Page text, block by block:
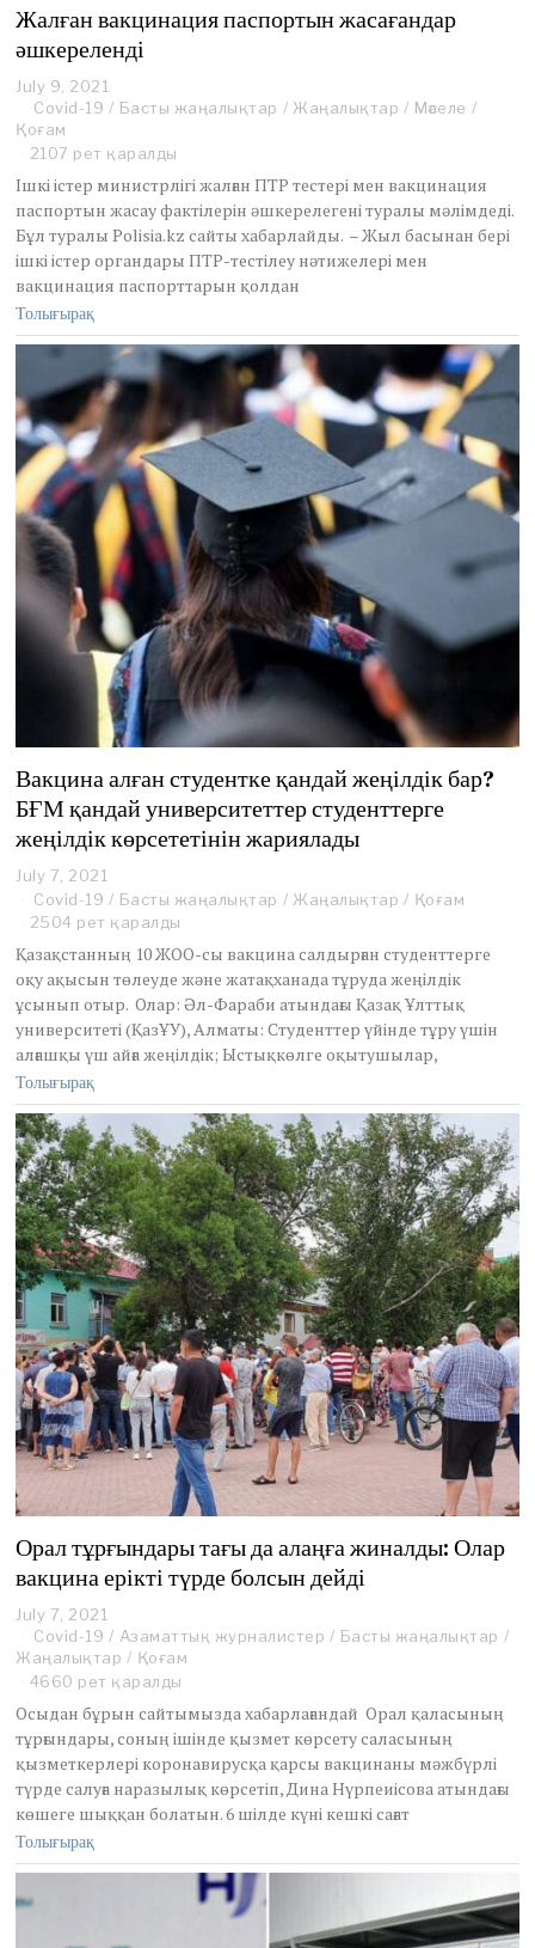
Жалған вакцинация паспортын жасағандар
әшкереленді
July 9, 2021
u
y
,
2
0
2
1
Covid-19 / Басты жаңалықтар / Жаңалықтар / Мәселе /
Қоғам
2107 рет қаралды
Ішкі істер министрлігі жалған ПТР тестері мен вакцинация
паспортын жасау фактілерін әшкерелегені туралы мәлімдеді.
Бұл туралы Polisia.kz сайты хабарлайды. – Жыл басынан бері
ішкі істер органдары ПТР-тестілеу нәтижелері мен
вакцинация паспорттарын қолдан
Толығырақ
Вакцина алған студентке қандай жеңілдік бар?
БҒМ қандай университеттер студенттерге
жеңілдік көрсететінін жариялады
July 7, 2021
u
l
8
,
2
0
Covid-19 / Басты жаңалықтар / Жаңалықтар / Қоғам
2504 рет қаралды
Қазақстанның 10 ЖОО-сы вакцина салдырған студенттерге
оқу ақысын төлеуде және жатақханада тұруда жеңілдік
ұсынып отыр. Олар: Әл-Фараби атындағы Қазақ Ұлттық
университеті (ҚазҰУ), Алматы: Студенттер үйінде тұру үшін
алғашқы үш айға жеңілдік; Ыстықкөлге оқытушылар,
Толығырақ
Орал тұрғындары тағы да алаңға жиналды: Олар
вакцина ерікті түрде болсын дейді
July 7, 2021
u
l
y
5
,
2
0
2
Covid-19 / Азаматтық журналистер / Басты жаңалықтар /
Жаңалықтар / Қоғам
4660 рет қаралды
Осыдан бұрын cайтымызда хабарлағандай Орал қаласының
тұрғындары, соның ішінде қызмет көрсету саласының
қызметкерлері коронавирусқа қарсы вакцинаны мәжбүрлі
түрде салуға наразылық көрсетіп, Дина Нүрпеиісова атындағы
көшеге шыққан болатын. 6 шілде күні кешкі сағат
Толығырақ